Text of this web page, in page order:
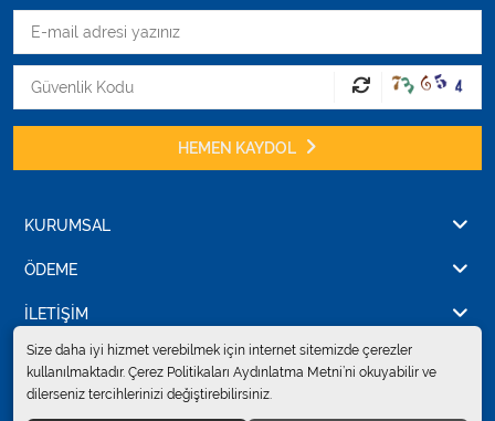
HEMEN KAYDOL
KURUMSAL
ÖDEME
İLETİŞİM
© 2024Erkent Sağlık Ürünleri Pazarlama San.ve Tic. Ltd.Şti.
Size daha iyi hizmet verebilmek için internet sitemizde çerezler
kullanılmaktadır. Çerez Politikaları Aydınlatma Metni’ni okuyabilir ve
dilerseniz tercihlerinizi değiştirebilirsiniz.